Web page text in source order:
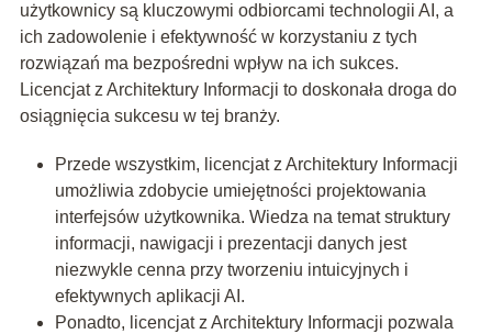
użytkownicy są kluczowymi odbiorcami technologii AI, a
ich zadowolenie i efektywność w korzystaniu z tych
rozwiązań ma bezpośredni wpływ na ich sukces.
Licencjat z Architektury Informacji to doskonała droga do
osiągnięcia sukcesu w tej branży.
Przede wszystkim, licencjat z Architektury Informacji
umożliwia zdobycie umiejętności projektowania
interfejsów użytkownika. Wiedza na temat struktury
informacji, nawigacji i prezentacji danych jest
niezwykle cenna przy tworzeniu intuicyjnych i
efektywnych aplikacji AI.
Ponadto, licencjat z Architektury Informacji pozwala